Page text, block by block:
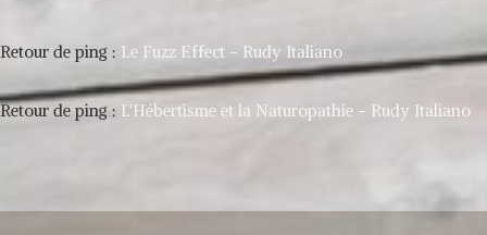
Retour de ping : Le Fuzz Effect - Rudy Italiano
Retour de ping : L'Hébertisme et la Naturopathie - Rudy Italiano